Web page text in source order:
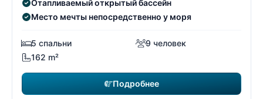
Отапливаемый открытый бассейн
Место мечты непосредственно у моря
5 спальни
9 человек
162 m²
Подробнее